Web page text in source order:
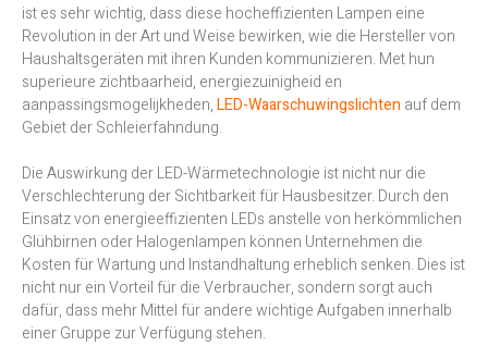
ist es sehr wichtig, dass diese hocheffizienten Lampen eine
Revolution in der Art und Weise bewirken, wie die Hersteller von
Haushaltsgeräten mit ihren Kunden kommunizieren. Met hun
superieure zichtbaarheid, energiezuinigheid en
aanpassingsmogelijkheden,LED-Waarschuwingslichten auf dem
Gebiet der Schleierfahndung.
Die Auswirkung der LED-Wärmetechnologie ist nicht nur die
Verschlechterung der Sichtbarkeit für Hausbesitzer. Durch den
Einsatz von energieeffizienten LEDs anstelle von herkömmlichen
Glühbirnen oder Halogenlampen können Unternehmen die
Kosten für Wartung und Instandhaltung erheblich senken. Dies ist
nicht nur ein Vorteil für die Verbraucher, sondern sorgt auch
dafür, dass mehr Mittel für andere wichtige Aufgaben innerhalb
einer Gruppe zur Verfügung stehen.